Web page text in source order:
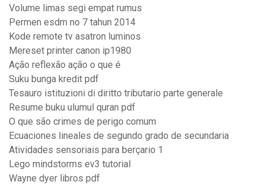
Volume limas segi empat rumus
Permen esdm no 7 tahun 2014
Kode remote tv asatron luminos
Mereset printer canon ip1980
Ação reflexão ação o que é
Suku bunga kredit pdf
Tesauro istituzioni di diritto tributario parte generale
Resume buku ulumul quran pdf
O que são crimes de perigo comum
Ecuaciones lineales de segundo grado de secundaria
Atividades sensoriais para berçario 1
Lego mindstorms ev3 tutorial
Wayne dyer libros pdf